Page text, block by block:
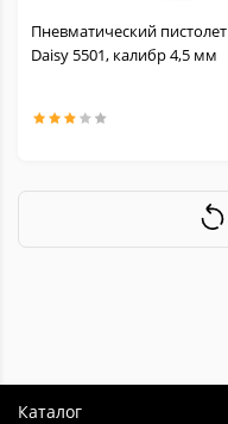
Пневматический пистолет
Daisy 5501, калибр 4,5 мм
Каталог